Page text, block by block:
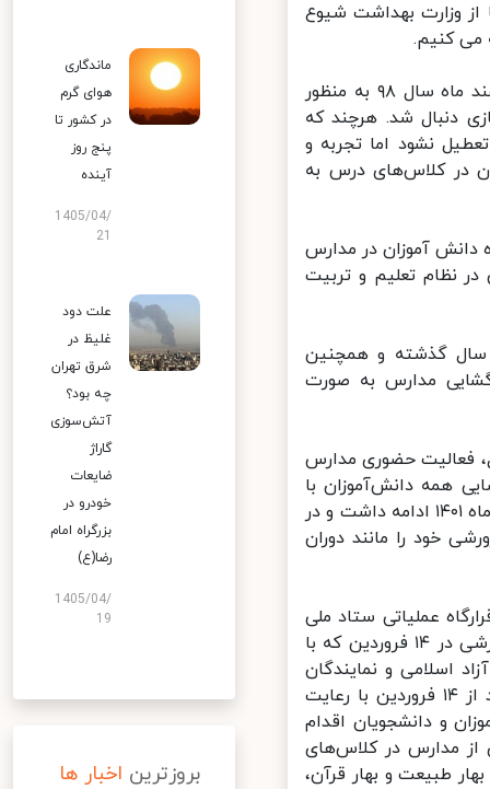
وزارت بهداشت شیوع
کنیم.
مدارس و مراکز آموزشی پس از اعلام شیوع ویروس کرونا در کشور در اسفند ماه سال ۹۸ به منظور
دنبال شد. هرچند که
نشود اما تجربه و
در کلاس‌های درس به
آموزان در مدارس
نظام تعلیم و تربیت
۱۸ ساله در شهریورماه سال گذشته و همچنین
مدارس به صورت
شدن حدود ۶۵ درصد از دانش‌آموزان ۱۲ تا ۱۸ سال، فعالیت حضوری مدارس
همه دانش‌آموزان با
رعایت پروتکل‌های بهداشتی در مدارس فراهم شد و این روند تا ۱۴ فروردین ماه ۱۴۰۱ ادامه داشت و در
خود را مانند دوران
عملیاتی ستاد ملی
مقابله با کرونا ششم فروردین ماه در نشست هماهنگی بازگشایی مراکز آموزشی در ۱۴ فروردین که با
اسلامی و نمایندگان
وزارت بهداشت برگزار شد، تاکید کرد که همه مدارس و مراکز آموزشی باید از ۱۴ فروردین با رعایت
و دانشجویان اقدام
فروردین ماه ۱۴۰۱ پس از ۲ سال دوری از مدارس در کلاس‌های
طبیعت و بهار قرآن،
ماندگاری
هوای گرم
در کشور تا
پنج روز
آینده
1405/04/
علت دود
غلیظ در
شرق تهران
چه بود؟
آتش‌سوزی
گاراژ
ضایعات
خودرو در
بزرگراه امام
رضا(ع)
1405/04/
19
بروزترین اخبار ها